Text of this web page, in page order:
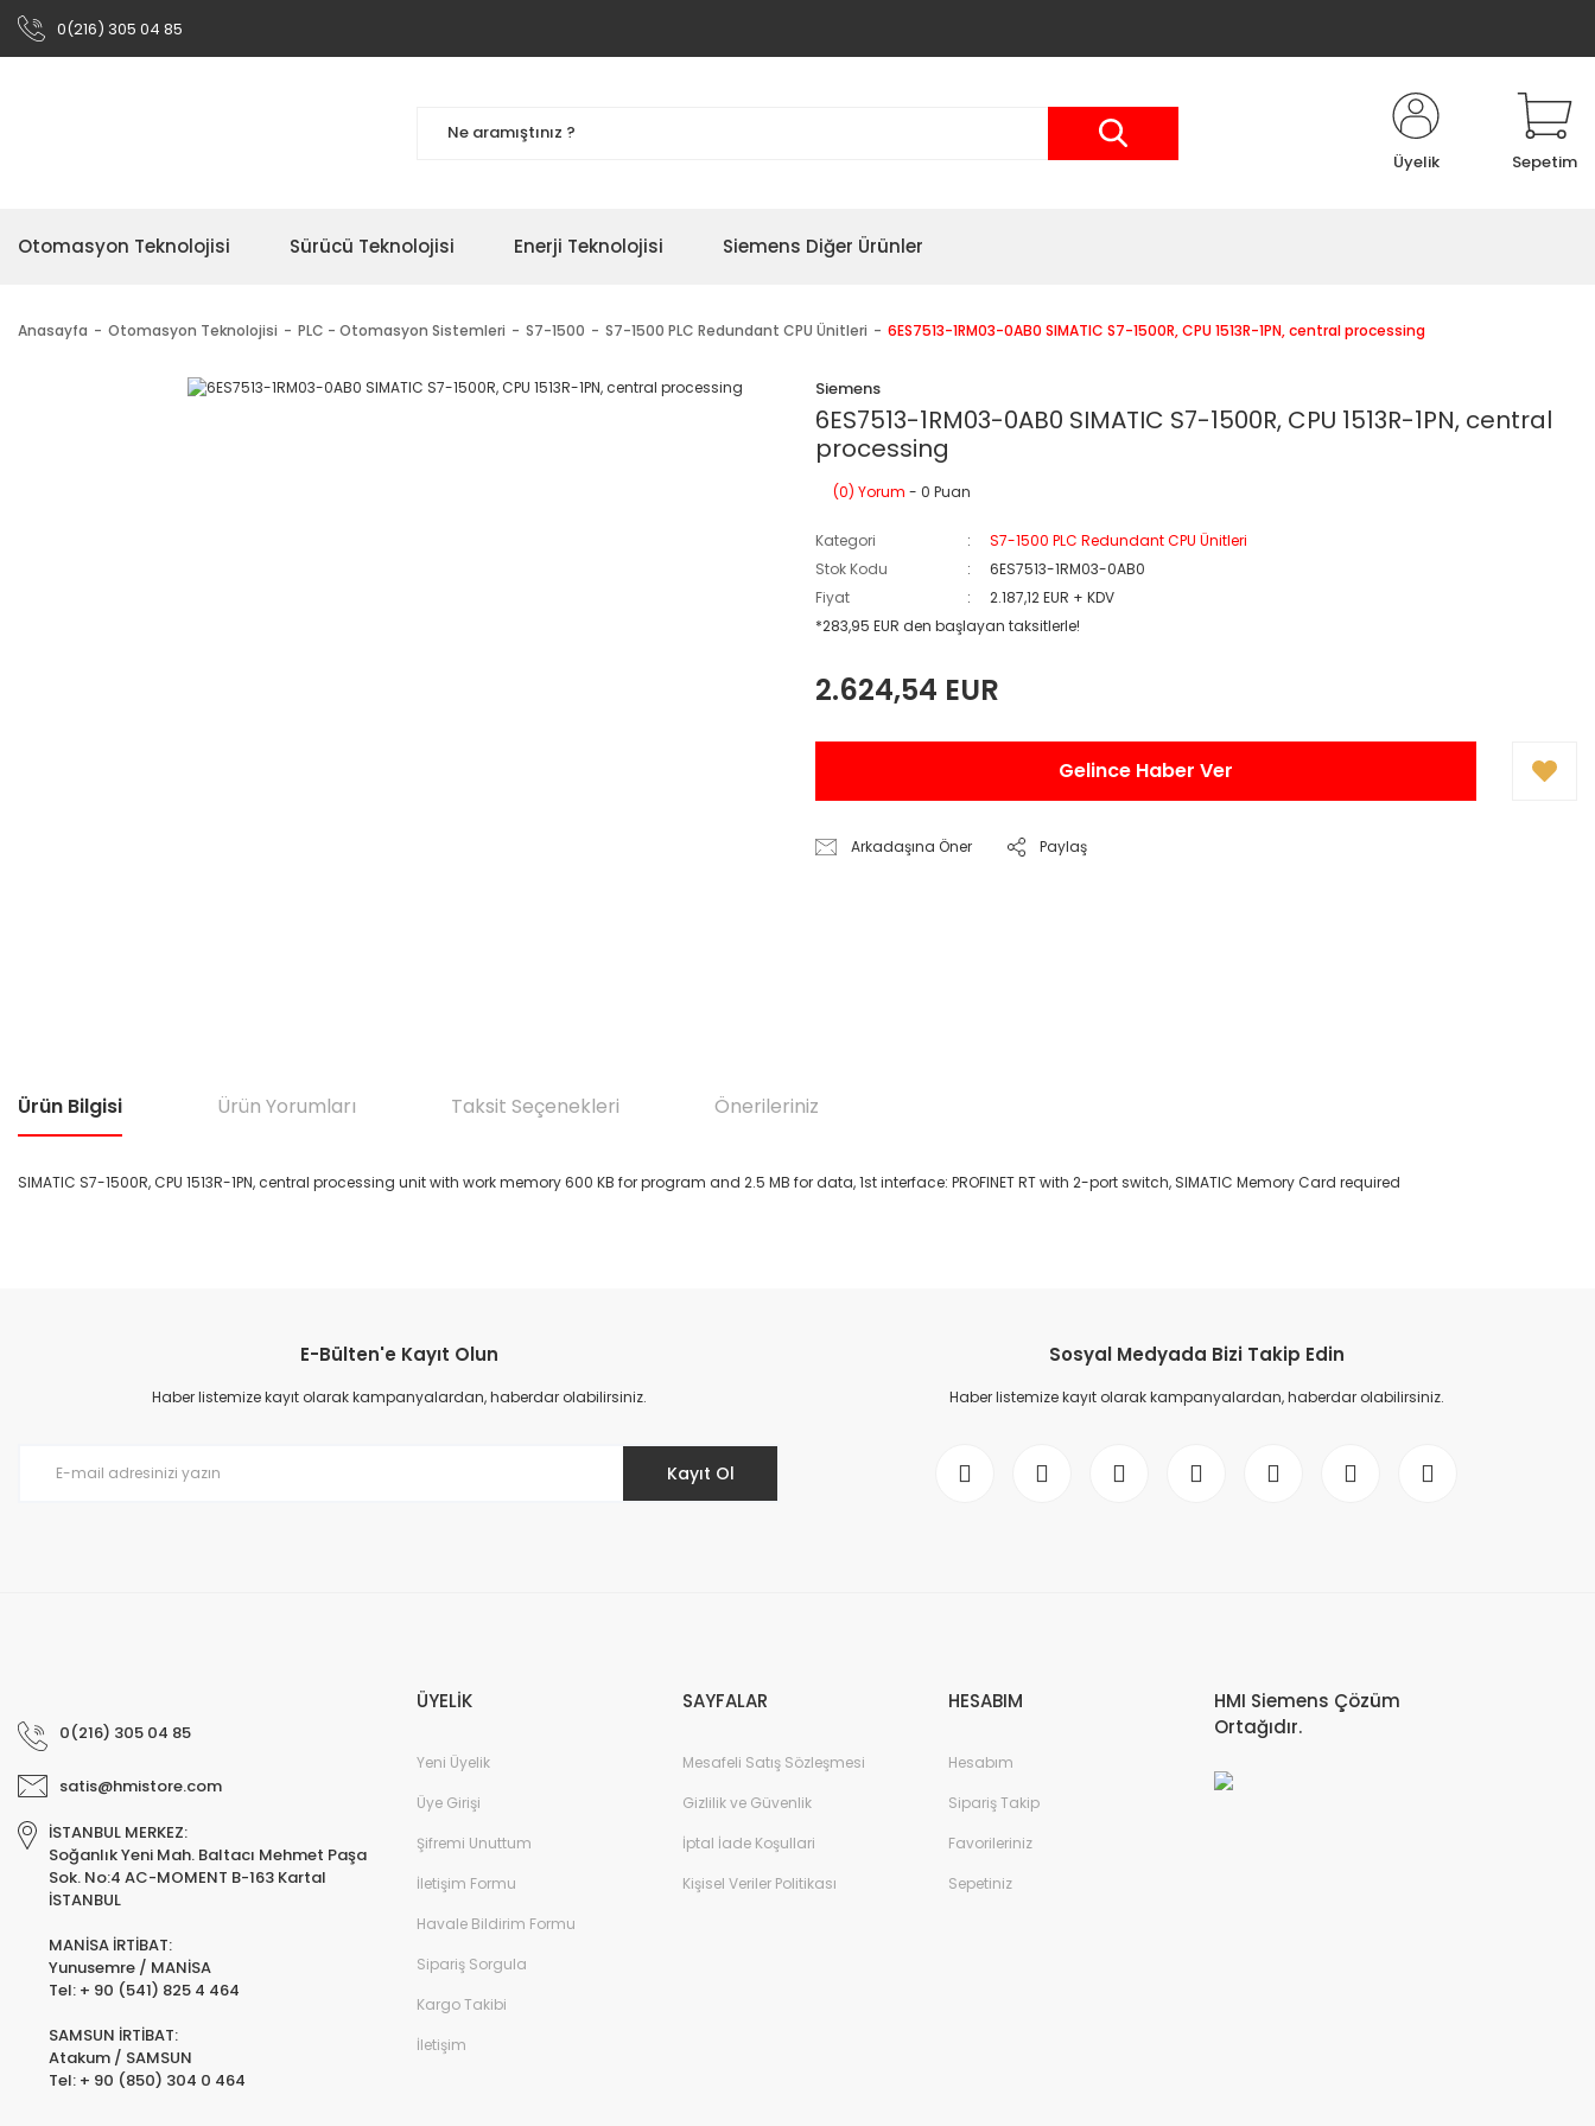
0(216) 305 04 85
Üyelik Sepetim
Otomasyon Teknolojisi Sürücü Teknolojisi Enerji Teknolojisi Siemens Diğer Ürünler
Anasayfa Otomasyon Teknolojisi PLC - Otomasyon Sistemleri S7-1500 S7-1500 PLC Redundant CPU Ünitleri 6ES7513-1RM03-0AB0 SIMATIC S7-1500R, CPU 1513R-1PN, central processing
Siemens
6ES7513-1RM03-0AB0 SIMATIC S7-1500R, CPU 1513R-1PN, central
processing
(0) Yorum - 0 Puan
Kategori
S7-1500 PLC Redundant CPU Ünitleri
Stok Kodu
6ES7513-1RM03-0AB0
Fiyat
2.187,12 EUR + KDV
*283,95 EUR den başlayan taksitlerle!
2.624,54 EUR
Gelince Haber Ver
Arkadaşına Öner Paylaş
Ürün Bilgisi Ürün Yorumları Taksit Seçenekleri Önerileriniz
SIMATIC S7-1500R, CPU 1513R-1PN, central processing unit with work memory 600 KB for program and 2.5 MB for data, 1st interface: PROFINET RT with 2-port switch, SIMATIC Memory Card required
Ürün resmi kalitesiz, bozuk veya görüntülenemiyor.
Ürün açıklamasında eksik bilgiler bulunuyor.
E-Bülten'e Kayıt Olun
Haber listemize kayıt olarak kampanyalardan, haberdar olabilirsiniz.
Kayıt Ol
Sosyal Medyada Bizi Takip Edin
Haber listemize kayıt olarak kampanyalardan, haberdar olabilirsiniz.
0(216) 305 04 85
satis@hmistore.com
İSTANBUL MERKEZ:
Soğanlık Yeni Mah. Baltacı Mehmet Paşa
Sok. No:4 AC-MOMENT B-163 Kartal
İSTANBUL
MANİSA İRTİBAT:
Yunusemre / MANİSA
Tel: + 90 (541) 825 4 464
SAMSUN İRTİBAT:
Atakum / SAMSUN
Tel: + 90 (850) 304 0 464
ÜYELİK
Yeni Üyelik
Üye Girişi
Şifremi Unuttum
İletişim Formu
Havale Bildirim Formu
Sipariş Sorgula
Kargo Takibi
İletişim
SAYFALAR
Mesafeli Satış Sözleşmesi
Gizlilik ve Güvenlik
İptal İade Koşullari
Kişisel Veriler Politikası
HESABIM
Hesabım
Sipariş Takip
Favorileriniz
Sepetiniz
HMI Siemens Çözüm
Ortağıdır.